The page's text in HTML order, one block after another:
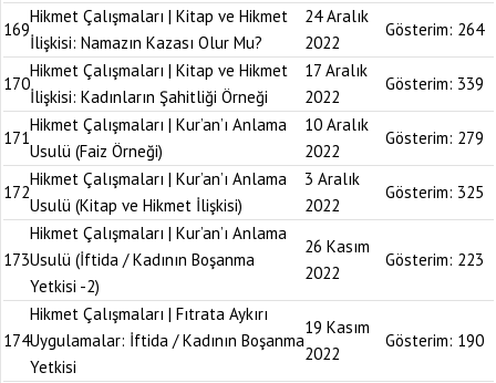
169
Hikmet Çalışmaları | Kitap ve Hikmet
İlişkisi: Namazın Kazası Olur Mu?
24 Aralık
2022
Gösterim: 264
170
Hikmet Çalışmaları | Kitap ve Hikmet
İlişkisi: Kadınların Şahitliği Örneği
17 Aralık
2022
Gösterim: 339
171
Hikmet Çalışmaları | Kur’an’ı Anlama
Usulü (Faiz Örneği)
10 Aralık
2022
Gösterim: 279
172
Hikmet Çalışmaları | Kur’an’ı Anlama
Usulü (Kitap ve Hikmet İlişkisi)
3 Aralık
2022
Gösterim: 325
173
Hikmet Çalışmaları | Kur’an’ı Anlama
Usulü (İftida / Kadının Boşanma
Yetkisi -2)
26 Kasım
2022
Gösterim: 223
174
Hikmet Çalışmaları | Fıtrata Aykırı
Uygulamalar: İftida / Kadının Boşanma
Yetkisi
19 Kasım
2022
Gösterim: 190